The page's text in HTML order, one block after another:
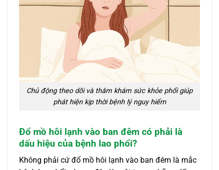
Chủ động theo dõi và thăm khám sức khỏe phổi giúp
phát hiện kịp thời bệnh lý nguy hiểm
Đổ mồ hôi lạnh vào ban đêm có phải là
dấu hiệu của bệnh lao phổi?
Không phải cứ đổ mồ hôi lạnh vào ban đêm là mắc